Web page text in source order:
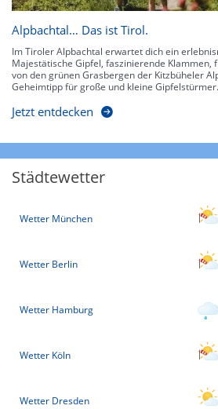
Alpbachtal… Das ist Tirol.
Im Tiroler Alpbachtal erwartet dich ein
Majestätische Gipfel, faszinierende Klammen,
von den grünen Grasbergen der Kitzbüheler
Geheimtipp für große und kleine Gipfelstürmer.
Jetzt entdecken
Städtewetter
Wetter München
Wetter Berlin
Wetter Hamburg
Wetter Köln
Wetter Dresden